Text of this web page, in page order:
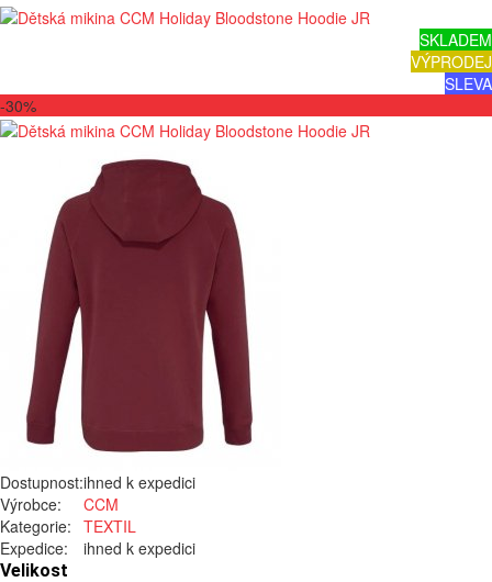
SKLADEM
VÝPRODEJ
SLEVA
-30%
Dostupnost:ihned k expedici
Výrobce:
CCM
Kategorie: TEXTIL
Expedice:
ihned k expedici
Velikost